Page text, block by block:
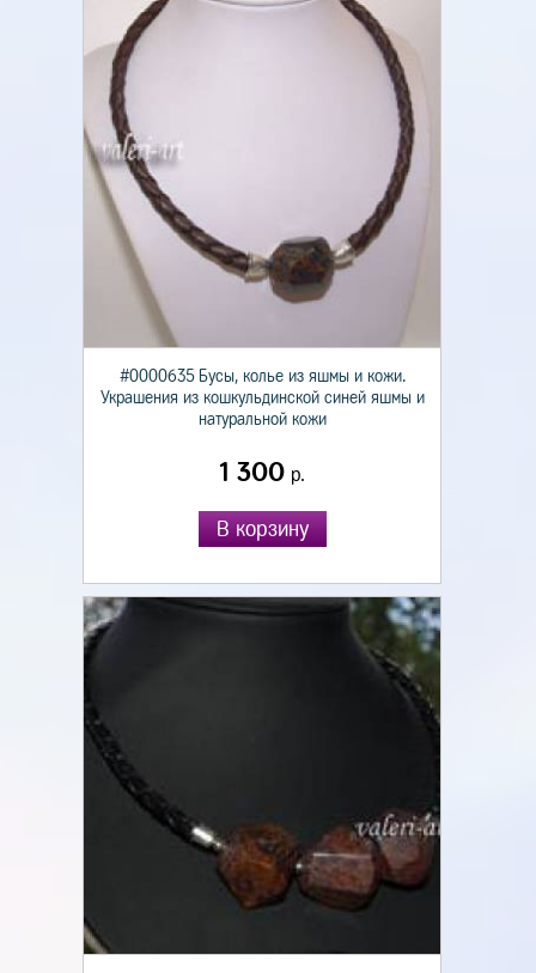
#0000635 Бусы, колье из яшмы и кожи.
Украшения из кошкульдинской синей яшмы и
натуральной кожи
1 300 р.
В корзину